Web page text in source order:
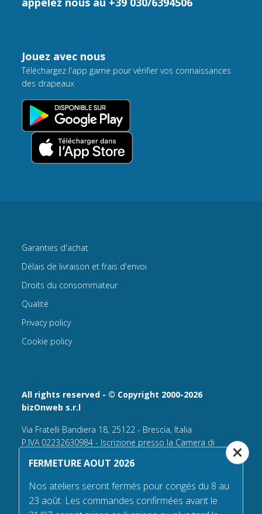
Jouez avec nous
Téléchargez l'app game pour vérifier vos connaissances
des drapeaux
All rights reserved - © Copyright 2000-2026
bizOnweb s.r.l
Via Fratelli Bandiera 18, 25122 - Brescia, Italia
P.IVA 02232630984 - Iscrizione presso la Camera di
n° REA 432569 Capitale sociale versato Euro 25.000,00.
Tel +39.030 6394506
Email:info@flagsonline.fr
Garanties d'achat
Délais de livraison et frais d'envoi
Droits du consommateur
Qualité
Privacy policy
Cookie policy
FERMETURE AOUT 2026
Nos ateliers seront fermés pour congés du 8 au
23 août. Les commandes confirmées avant le